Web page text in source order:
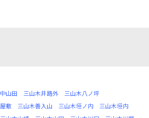
山田 三山木井路外
三山木八ノ坪
敷 三山木善入山 三山木垣ノ内
三山木垣内